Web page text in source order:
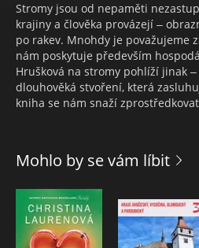
Stromy jsou od nepaměti
krajiny a člověka provázejí ‒
po rakev. Mnohdy je považujeme
nám poskytuje především
Hrušková na stromy pohlíží jinak
dlouhověká stvoření, která
kniha se nám snaží
který pro nás stromy mají. Je
inspirovat tím, jak o stromech
tradic spojených se stromy se
Mohlo by se vám líbit